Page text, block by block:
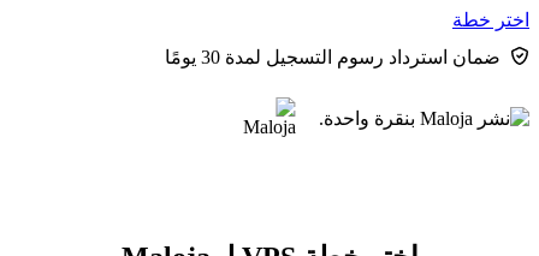
اختر خطة
ضمان استرداد رسوم التسجيل لمدة 30 يومًا